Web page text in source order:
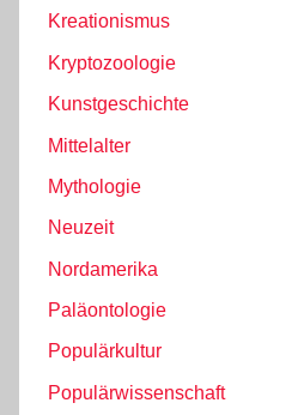
Kreationismus
Kryptozoologie
Kunstgeschichte
Mittelalter
Mythologie
Neuzeit
Nordamerika
Paläontologie
Populärkultur
Populärwissenschaft